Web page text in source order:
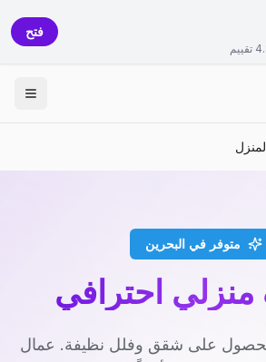
فتح
متوفر في البحرين
احترافي
على شقق وفلل نظيفة. عمال